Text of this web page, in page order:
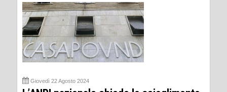
Giovedì 22 Agosto 2024